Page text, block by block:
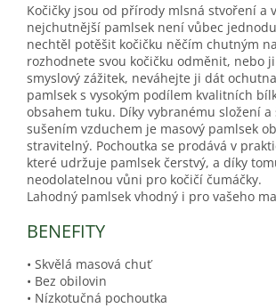
Kočičky jsou od přírody mlsná stvoření a
nejchutnější pamlsek není vůbec
nechtěl potěšit kočičku něčím chutným
rozhodnete svou kočičku odměnit, nebo
smyslový zážitek, neváhejte ji dát
pamlsek s vysokým podílem kvalitních
obsahem tuku. Díky vybranému složení
sušením vzduchem je masový pamlsek
stravitelný. Pochoutka se prodává v
které udržuje pamlsek čerstvý, a díky
neodolatelnou vůni pro kočičí čumáčky.
Lahodný pamlsek vhodný i pro vašeho
BENEFITY
• Skvělá masová chuť
• Bez obilovin
• Nízkotučná pochoutka